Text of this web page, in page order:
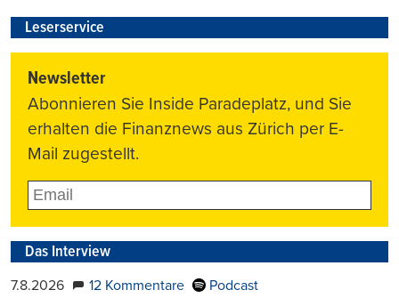
Leserservice
Newsletter
Abonnieren Sie Inside Paradeplatz, und Sie
erhalten die Finanznews aus Zürich per E-
Mail zugestellt.
Das Interview
7.8.2026 12 Kommentare Podcast